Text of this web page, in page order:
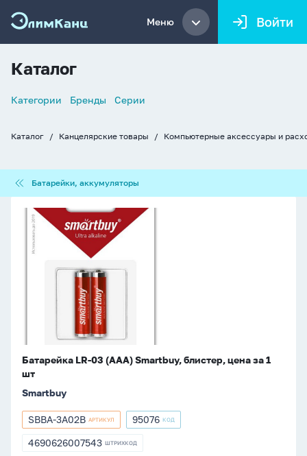
Меню Войти
Каталог
Список
Категории Бренды Серии
Каталог Канцелярские товары Компьютерные аксессуары и
аккумуляторы
Батарейки, аккумуляторы
Батарейка
LR-
03
(ААА)
Smartbuy,
Батарейка LR-03 (ААА) Smartbuy, блистер, цена за 1
шт
Smartbuy
Артикул
SBBA-
SBBA-3A02B АРТИКУЛ
Артикул
95076
95076 КОД
ШТРИХКОД
4690626007543 ШТРИХКОД